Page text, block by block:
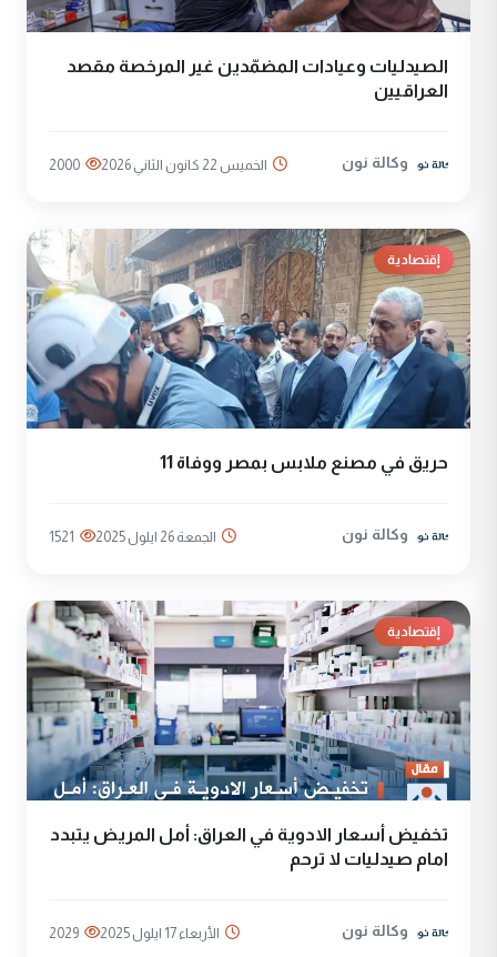
الصيدليات وعيادات المضمّدين غير المرخصة مقصد
العراقيين
وكالة نون الخميس 22 كانون الثاني 2026 2000
إقتصادية
حريق في مصنع ملابس بمصر ووفاة 11
وكالة نون الجمعة 26 ايلول 2025 1521
إقتصادية
تخفيض أسعار الادوية في العراق: أمل المريض يتبدد
امام صيدليات لا ترحم
وكالة نون الأربعاء 17 ايلول 2025 2029